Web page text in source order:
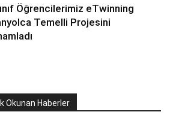
Öğrencilerimiz eTwinning
Temelli Projesini
Okunan Haberler